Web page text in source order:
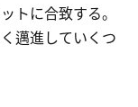
トに合致する。
邁進していくつ